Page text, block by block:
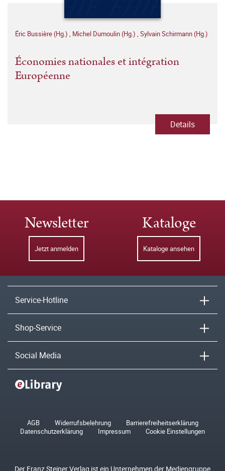
Éric Bussière (Hg.) , Michel Dumoulin (Hg.) , Sylvain Schirmann (Hg.)
Économies nationales et intégration
Européenne
Details
Newsletter
Jetzt anmelden
Kataloge
Kataloge ansehen
Service-Hotline
Shop-Service
Social Media
AGB Widerrufsbelehrung
Barrierefreiheitserklärung
Datenschutzerklärung
Impressum Cookie Einstellungen
Der Franz Steiner Verlag ist ein Unternehmen der Mediengruppe